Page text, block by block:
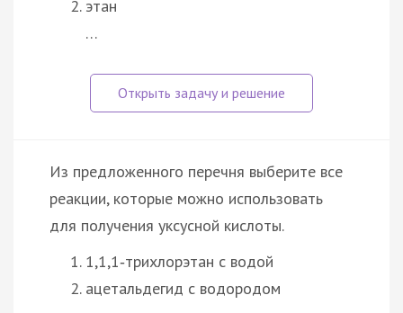
этан
…
Из предложенного перечня выберите все
реакции, которые можно использовать
для получения уксусной кислоты.
1,1,1‑трихлорэтан с водой
ацетальдегид с водородом